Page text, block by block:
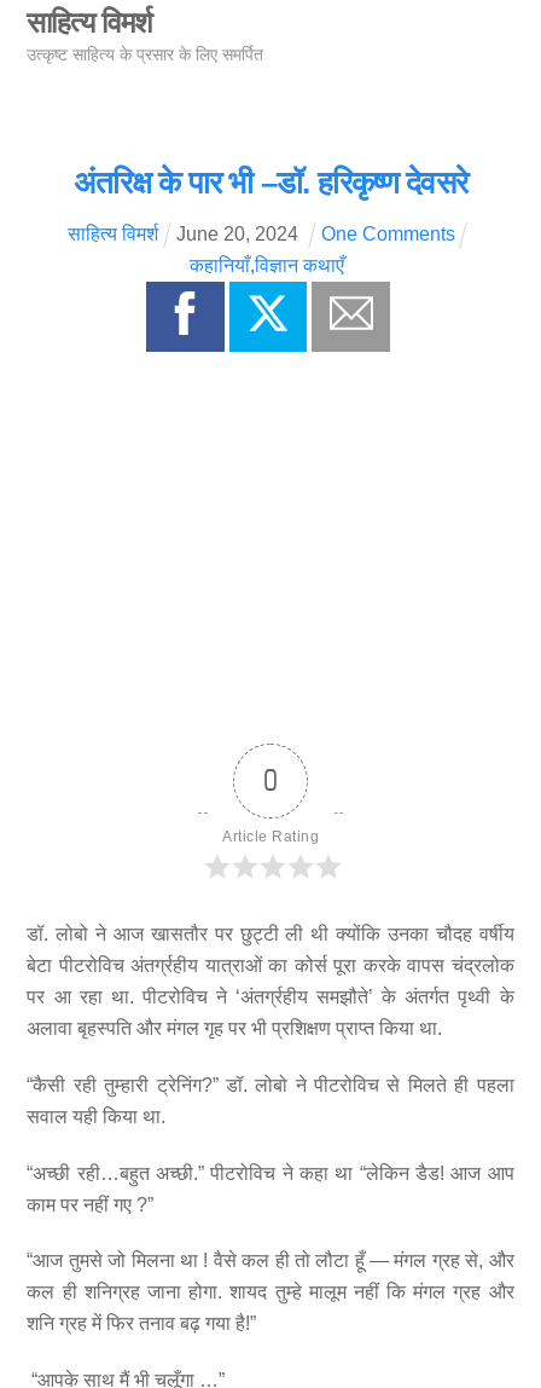
Skipसाहित्य विमर्श
उत्कृष्ट साहित्य के प्रसार के लिए समर्पित
अंतरिक्ष के पार भी –डॉ. हरिकृष्ण देवसरे
साहित्य विमर्श June 20, 2024
One Comments
कहानियाँ,विज्ञान कथाएँ
0
Article Rating
डॉ. लोबो ने आज खासतौर पर छुट्टी ली थी क्योंकि उनका चौदह वर्षीय
बेटा पीटरोविच अंतर्ग्रहीय यात्राओं का कोर्स पूरा करके वापस चंद्रलोक
पर आ रहा था. पीटरोविच ने ‘अंतर्ग्रहीय समझौते’ के अंतर्गत पृथ्वी के
अलावा बृहस्पति और मंगल गृह पर भी प्रशिक्षण प्राप्त किया था.
“कैसी रही तुम्हारी ट्रेनिंग?” डॉ. लोबो ने पीटरोविच से मिलते ही पहला
सवाल यही किया था.
“अच्छी रही…बहुत अच्छी.” पीटरोविच ने कहा था “लेकिन डैड! आज आप
काम पर नहीं गए ?”
“आज तुमसे जो मिलना था ! वैसे कल ही तो लौटा हूँ — मंगल ग्रह से, और
कल ही शनिग्रह जाना होगा. शायद तुम्हे मालूम नहीं कि मंगल ग्रह और
शनि ग्रह में फिर तनाव बढ़ गया है!”
“आपके साथ मैं भी चलूँगा …”